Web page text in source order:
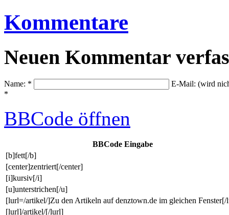
Kommentare
Neuen Kommentar
Name: *
E-Mail: (wird
*
BBCode öffnen
BBCode Eingabe
[b]fett[/b]
[center]zentriert[/center]
[i]kursiv[/i]
[u]unterstrichen[/u]
[lurl=/artikel/]Zu den Artikeln auf denztown.de im gleichen
[lurl]/artikel/[/lurl]